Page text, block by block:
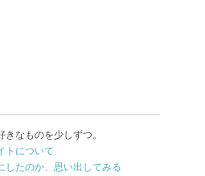
なものを少しずつ。
トについて
したのか、思い出してみる